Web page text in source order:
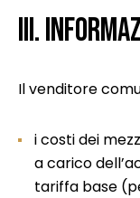
III.
Il venditore
i costi dei
a carico
tariffa base